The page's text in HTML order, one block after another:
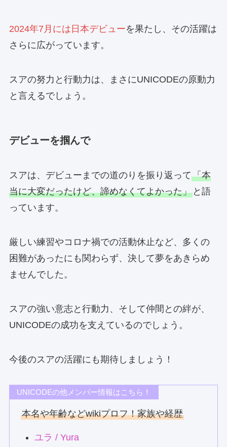
2024年7月には日本デビューを果たし、その活躍は
さらに広がっています。
スアの努力と行動力は、まさにUNICODEの原動力
と言えるでしょう。
デビューを掴んで
スアは、デビューまでの道のりを振り返って「本
当に大変だったけど、諦めなくてよかった」と語
っています。
厳しい練習やコロナ禍での活動休止など、多くの
困難があったにも関わらず、決して夢をあきらめ
ませんでした。
スアの強い意志と行動力、そして仲間との絆が、
UNICODEの成功を支えているのでしょう。
今後のスアの活躍にも期待しましょう！
UNICODEの他メンバー情報はこちら！
本名や年齢などwikiプロフ！家族や経歴
ユラ / Yura